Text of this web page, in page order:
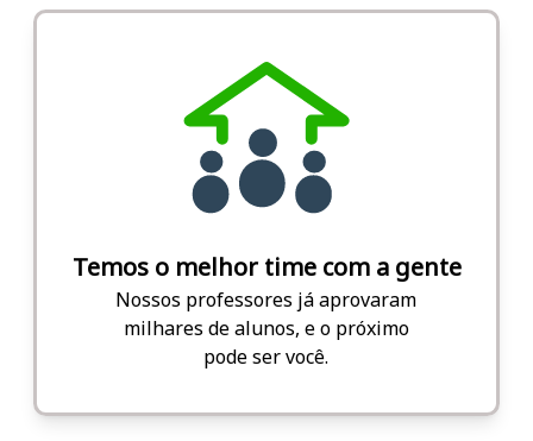
Temos o melhor time com a gente
Nossos professores já aprovaram
milhares de alunos, e o próximo
pode ser você.